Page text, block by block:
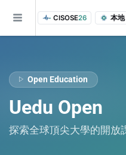
CISOSE26 本地
Open Education
Uedu Open
探索全球頂尖大學的開放